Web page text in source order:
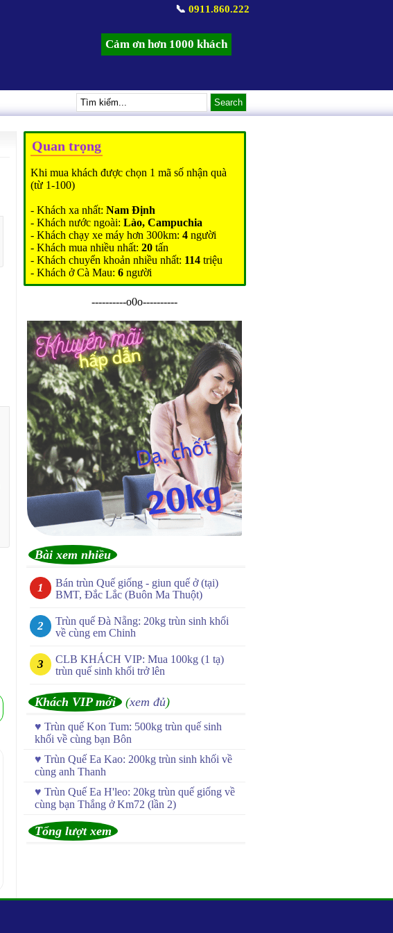
📞 0911.860.222
Cảm ơn hơn 1000 khách
Quan trọng
Khi mua khách được chọn 1 mã số nhận quà
(từ 1-100)
- Khách xa nhất: Nam Định
- Khách nước ngoài: Lào, Campuchia
- Khách chạy xe máy hơn 300km: 4 người
- Khách mua nhiều nhất: 20 tấn
- Khách chuyển khoản nhiều nhất: 114 triệu
- Khách ở Cà Mau: 6 người
----------o0o----------
Bài xem nhiều
Bán trùn Quế giống - giun quế ở (tại)
BMT, Đắc Lắc (Buôn Ma Thuột)
Trùn quế Đà Nẵng: 20kg trùn sinh khối
về cùng em Chinh
CLB KHÁCH VIP: Mua 100kg (1 tạ)
trùn quế sinh khối trở lên
Khách VIP mới (xem đủ)
♥ Trùn quế Kon Tum: 500kg trùn quế sinh
khối về cùng bạn Bôn
♥ Trùn Quế Ea Kao: 200kg trùn sinh khối về
cùng anh Thanh
♥ Trùn Quế Ea H'leo: 20kg trùn quế giống về
cùng bạn Thắng ở Km72 (lần 2)
Tổng lượt xem